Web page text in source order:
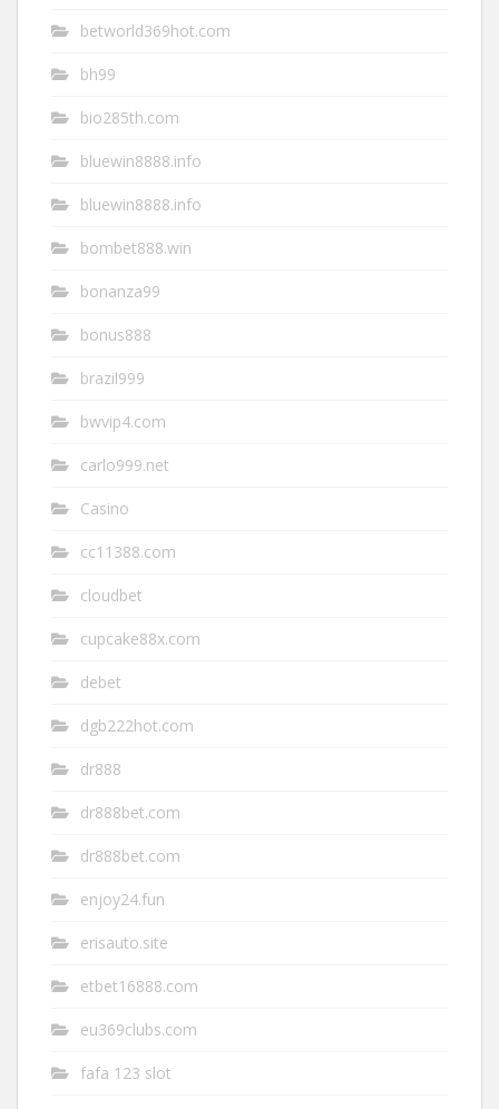
betworld369hot.com
bh99
bio285th.com
bluewin8888.info
bluewin8888.info
bombet888.win
bonanza99
bonus888
brazil999
bwvip4.com
carlo999.net
Casino
cc11388.com
cloudbet
cupcake88x.com
debet
dgb222hot.com
dr888
dr888bet.com
dr888bet.com
enjoy24.fun
erisauto.site
etbet16888.com
eu369clubs.com
fafa 123 slot